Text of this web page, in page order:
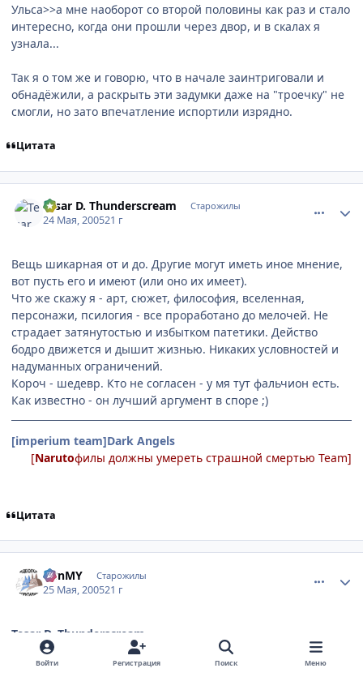
Ульса>>а мне наоборот со второй половины как раз и стало
интересно, когда они прошли через двор, и в скалах я
узнала...
Так я о том же и говорю, что в начале заинтриговали и
обнадёжили, а раскрыть эти задумки даже на "троечку" не
смогли, но зато впечатление испортили изрядно.
Цитата
Tesar D. Thunderscream Старожилы
24 Мая, 200521 г
Вещь шикарная от и до. Другие могут иметь иное мнение,
вот пусть его и имеют (или оно их имеет).
Что же скажу я - арт, сюжет, философия, вселенная,
персонажи, псилогия - все проработано до мелочей. Не
страдает затянутостью и избытком патетики. Действо
бодро движется и дышит жизнью. Никаких условностей и
надуманных ограничений.
Короч - шедевр. Кто не согласен - у мя тут фальчион есть.
Как известно - он лучший аргумент в споре ;)
[imperium team]Dark Angels
[Narutoфилы должны умереть страшной смертью Team]
Цитата
BBnMY Старожилы
25 Мая, 200521 г
Tesar D. Thunderscream
А хоть че-то кроме охов и вздохов? Пример хоть одной
"проработанной до мелочей" вещи в данном сериале? Из
Войти Регистрация Поиск Меню